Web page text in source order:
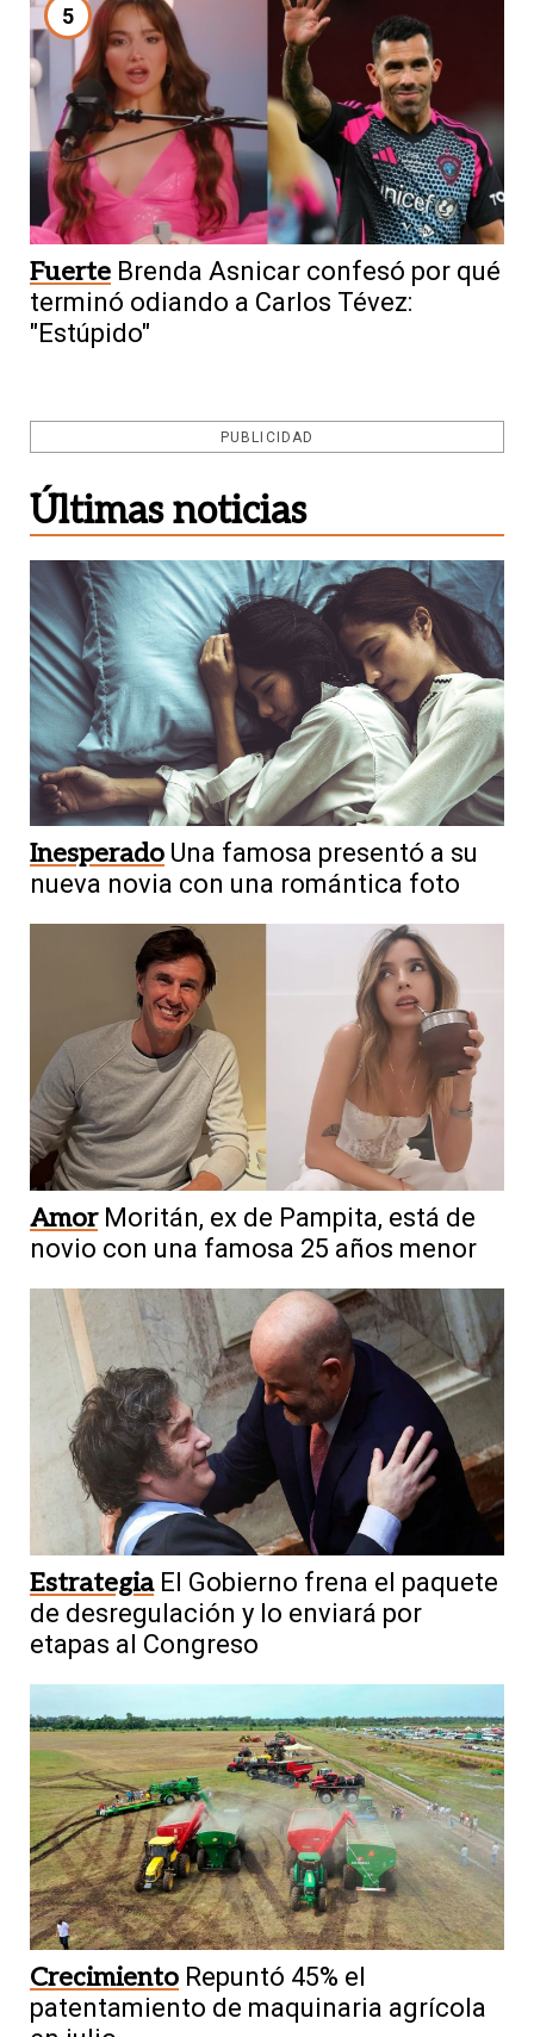
5
Fuerte Brenda Asnicar confesó por qué
terminó odiando a Carlos Tévez:
"Estúpido"
PUBLICIDAD
Últimas noticias
Inesperado Una famosa presentó a su
nueva novia con una romántica foto
Amor Moritán, ex de Pampita, está de
novio con una famosa 25 años menor
Estrategia El Gobierno frena el paquete
de desregulación y lo enviará por
etapas al Congreso
Crecimiento Repuntó 45% el
patentamiento de maquinaria agrícola